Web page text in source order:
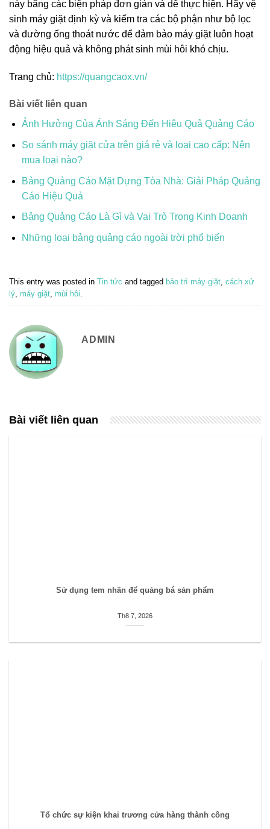
này bằng các biện pháp đơn giản và dễ thực hiện. Hãy vệ
sinh máy giặt định kỳ và kiểm tra các bộ phận như bộ lọc
và đường ống thoát nước để đảm bảo máy giặt luôn hoạt
động hiệu quả và không phát sinh mùi hôi khó chịu.
Trang chủ: https://quangcaox.vn/
Bài viết liên quan
Ảnh Hưởng Của Ánh Sáng Đến Hiệu Quả Quảng Cáo
So sánh máy giặt cửa trên giá rẻ và loại cao cấp: Nên
mua loại nào?
Bảng Quảng Cáo Mặt Dựng Tòa Nhà: Giải Pháp Quảng
Cáo Hiệu Quả
Bảng Quảng Cáo Là Gì và Vai Trò Trong Kinh Doanh
Những loại bảng quảng cáo ngoài trời phổ biến
This entry was posted in Tin tức and tagged bảo trì máy giặt cách xử
lý máy giặt mùi hôi
ADMIN
Bài viết liên quan
Sử dụng tem nhãn để quảng bá sản phẩm
Th8 7, 2026
Tổ chức sự kiện khai trương cửa hàng thành công